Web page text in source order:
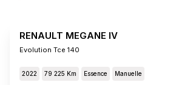
RENAULT MEGANE IV
Evolution Tce 140
2022 79 225 Km Essence Manuelle